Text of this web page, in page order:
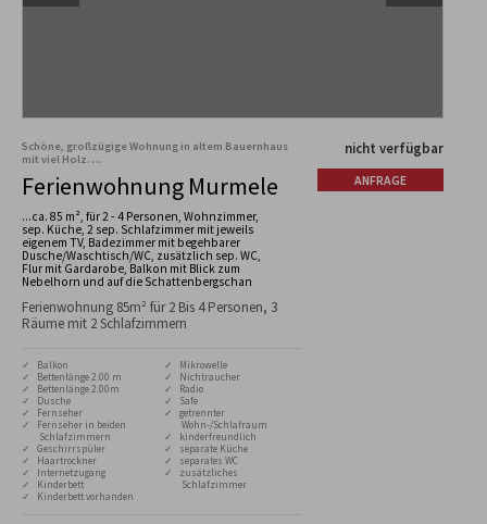
Schöne, großzügige Wohnung in altem Bauernhaus
mit viel Holz….
Ferienwohnung Murmele
...ca. 85 m², für 2 - 4 Personen, Wohnzimmer,
sep. Küche, 2 sep. Schlafzimmer mit jeweils
eigenem TV, Badezimmer mit begehbarer
Dusche/Waschtisch/WC, zusätzlich sep. WC,
Flur mit Gardarobe, Balkon mit Blick zum
Nebelhorn und auf die Schattenbergschan
Ferienwohnung 85m² für 2 Bis 4 Personen, 3
Räume mit 2 Schlafzimmern
✓ Balkon
✓ Bettenlänge 2.00 m
✓ Bettenlänge 2.00m
✓ Dusche
✓ Fernseher
✓ Fernseher in beiden
Schlafzimmern
✓ Geschirrspüler
✓ Haartrockner
✓ Internetzugang
✓ Kinderbett
✓ Kinderbett vorhanden
✓ Mikrowelle
✓ Nichtraucher
✓ Radio
✓ Safe
✓ getrennter
Wohn-/Schlafraum
✓ kinderfreundlich
✓ separate Küche
✓ separates WC
✓ zusätzliches
Schlafzimmer
nicht verfügbar
ANFRAGE